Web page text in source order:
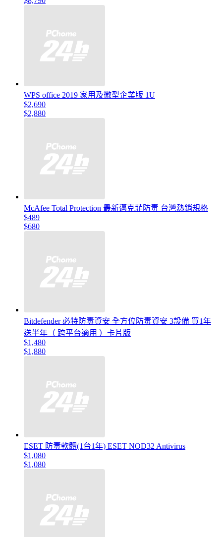
WPS office 2019 家用及微型企業版 1U
$2,690
$2,880
McAfee Total Protection 最新邁克菲防毒 台灣熱銷規格
$489
$680
Bitdefender 必特防毒資安 全方位防毒資安 3設備 買1年
送半年（ 跨平台適用 ）卡片版
$1,480
$1,880
ESET 防毒軟體(1台1年) ESET NOD32 Antivirus
$1,080
$1,080